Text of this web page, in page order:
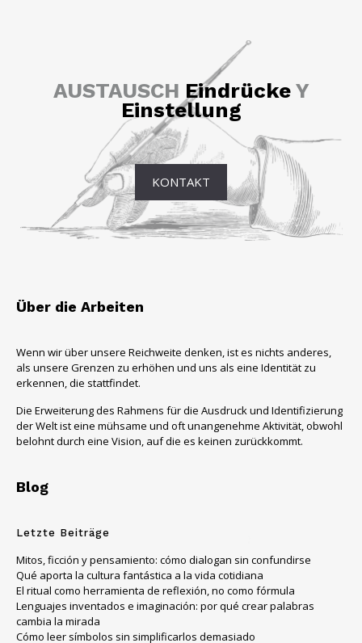
AUSTAUSCH Eindrücke Y
Einstellung
KONTAKT
Über die Arbeiten
Wenn wir über unsere Reichweite denken, ist es nichts anderes,
als unsere Grenzen zu erhöhen und uns als eine Identität zu
erkennen, die stattfindet.
Die Erweiterung des Rahmens für die Ausdruck und Identifizierung
der Welt ist eine mühsame und oft unangenehme Aktivität, obwohl
belohnt durch eine Vision, auf die es keinen zurückkommt.
Blog
Letzte Beiträge
Mitos, ficción y pensamiento: cómo dialogan sin confundirse
Qué aporta la cultura fantástica a la vida cotidiana
El ritual como herramienta de reflexión, no como fórmula
Lenguajes inventados e imaginación: por qué crear palabras
cambia la mirada
Cómo leer símbolos sin simplificarlos demasiado